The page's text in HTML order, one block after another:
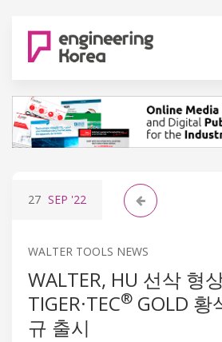
27 SEP '22
WALTER TOOLS NEWS
WALTER, HU 선삭 형
TIGER·TEC® GOLD 황
규 출시